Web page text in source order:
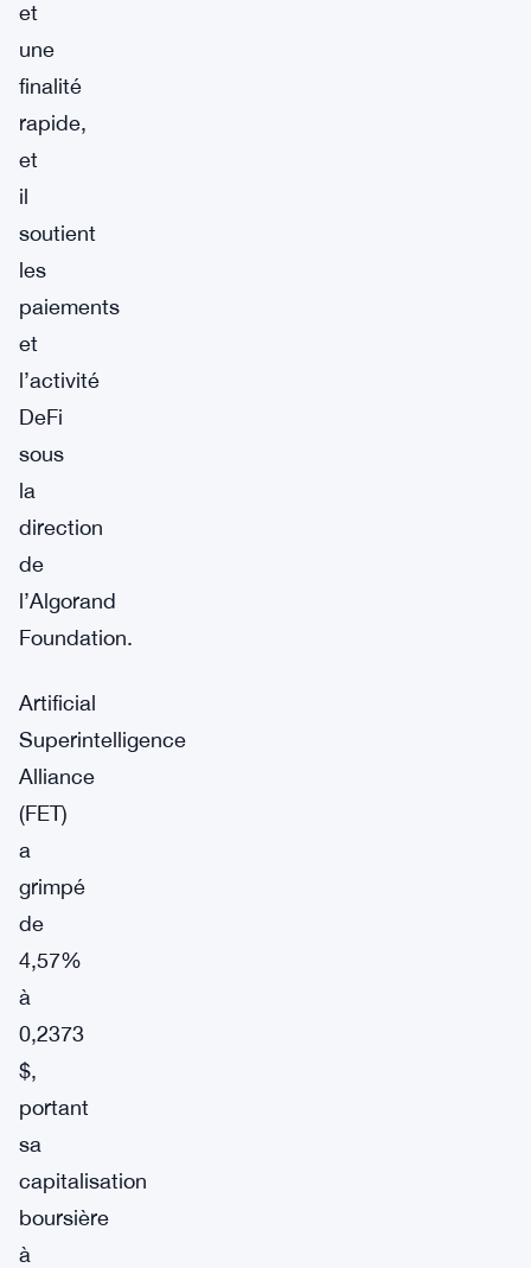
et
une
finalité
rapide,
et
il
soutient
les
paiements
et
l’activité
DeFi
sous
la
direction
de
l’Algorand
Foundation.
Artificial
Superintelligence
Alliance
(FET)
a
grimpé
de
4,57%
à
0,2373
$,
portant
sa
capitalisation
boursière
à